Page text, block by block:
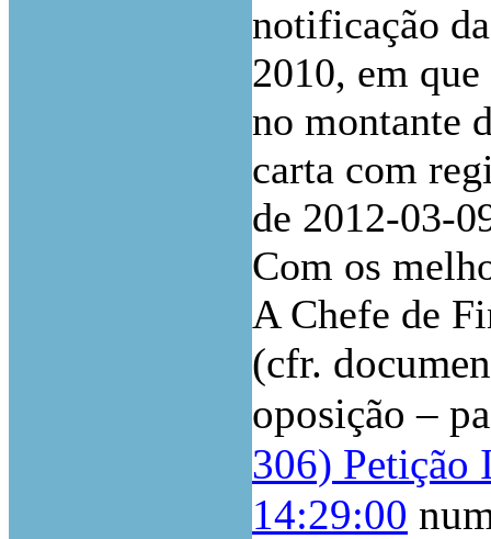
notificação
2010, em
no montante
carta com
de 2012-03-
Com os
A Chefe de
(cfr.
oposição –
306)
14:29:00